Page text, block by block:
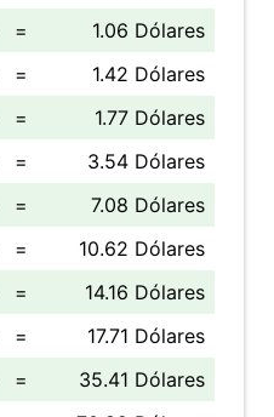
=
1.06 Dólares
=
1.42 Dólares
=
1.77 Dólares
=
3.54 Dólares
=
7.08 Dólares
=
10.62 Dólares
=
14.16 Dólares
=
17.71 Dólares
=
35.41 Dólares